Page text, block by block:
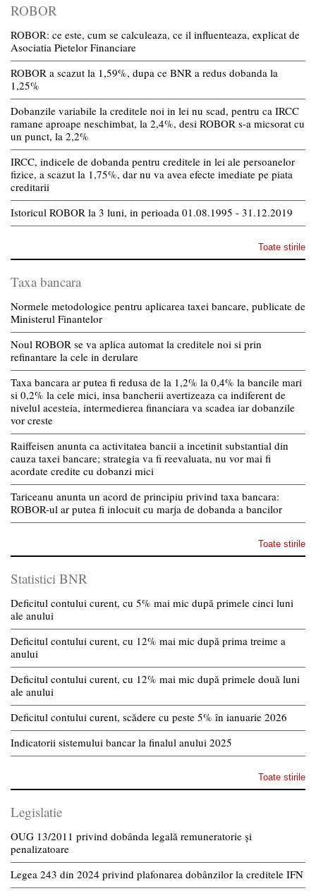
ROBOR
ROBOR: ce este, cum se calculeaza, ce il influenteaza, explicat de
Asociatia Pietelor Financiare
ROBOR a scazut la 1,59%, dupa ce BNR a redus dobanda la
1,25%
Dobanzile variabile la creditele noi in lei nu scad, pentru ca IRCC
ramane aproape neschimbat, la 2,4%, desi ROBOR s-a micsorat cu
un punct, la 2,2%
IRCC, indicele de dobanda pentru creditele in lei ale persoanelor
fizice, a scazut la 1,75%, dar nu va avea efecte imediate pe piata
creditarii
Istoricul ROBOR la 3 luni, in perioada 01.08.1995 - 31.12.2019
Toate stirile
Taxa bancara
Normele metodologice pentru aplicarea taxei bancare, publicate de
Ministerul Finantelor
Noul ROBOR se va aplica automat la creditele noi si prin
refinantare la cele in derulare
Taxa bancara ar putea fi redusa de la 1,2% la 0,4% la bancile mari
si 0,2% la cele mici, insa bancherii avertizeaza ca indiferent de
nivelul acesteia, intermedierea financiara va scadea iar dobanzile
vor creste
Raiffeisen anunta ca activitatea bancii a incetinit substantial din
cauza taxei bancare; strategia va fi reevaluata, nu vor mai fi
acordate credite cu dobanzi mici
Tariceanu anunta un acord de principiu privind taxa bancara:
ROBOR-ul ar putea fi inlocuit cu marja de dobanda a bancilor
Toate stirile
Statistici BNR
Deficitul contului curent, cu 5% mai mic după primele cinci luni
ale anului
Deficitul contului curent, cu 12% mai mic după prima treime a
anului
Deficitul contului curent, cu 12% mai mic după primele două luni
ale anului
Deficitul contului curent, scădere cu peste 5% în ianuarie 2026
Indicatorii sistemului bancar la finalul anului 2025
Toate stirile
Legislatie
OUG 13/2011 privind dobânda legală remuneratorie și
penalizatoare
Legea 243 din 2024 privind plafonarea dobânzilor la creditele IFN